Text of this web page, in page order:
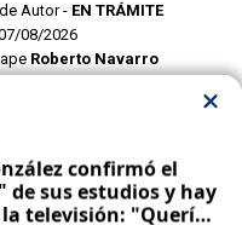
Autor - EN TRÁMITE
08/2026
Roberto Navarro